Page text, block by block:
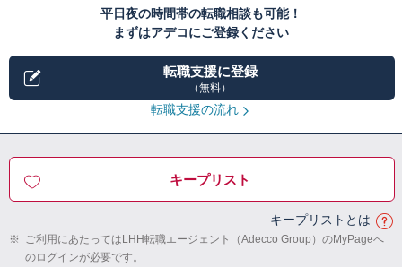
平日夜の時間帯の転職相談も可能！
まずはアデコにご登録ください
転職支援に登録
（無料）
転職支援の流れ
キープリスト
キープリストとは
※ ご利用にあたってはLHH転職エージェント（Adecco Group）のMyPageへ
のログインが必要です。